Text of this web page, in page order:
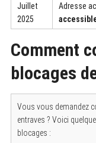
Juillet
2025
Adresse
Comment
blocages
Vous vous demandez
entraves ? Voici
blocages :